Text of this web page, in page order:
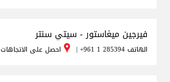
فيرجين ميغاستور - سيتي سنتر
الهاتف+961 1 285394
| احصل على الاتجاهات